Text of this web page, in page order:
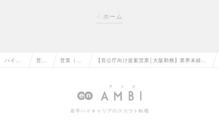
ホーム
ハイク 営業 営業（法 【官公庁向け提案営業│大阪勤務】業界未経験
122日の求人情報
若手ハイキャリアのスカウト転職